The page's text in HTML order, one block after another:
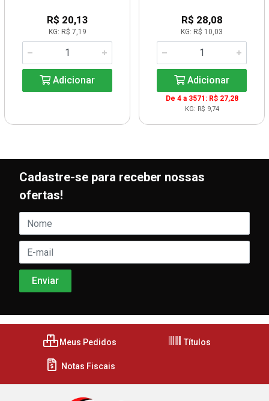
R$ 20,13
KG: R$ 7,19
Adicionar
R$ 28,08
KG: R$ 10,03
Adicionar
De 4 a 3571: R$ 27,28
KG: R$ 9,74
Cadastre-se para receber nossas
ofertas!
Meus Pedidos Títulos
Notas Fiscais